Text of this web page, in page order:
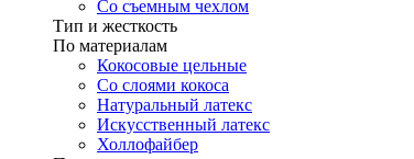
Со съемным чехлом
Тип и жесткость
По материалам
Кокосовые цельные
Со слоями кокоса
Натуральный латекс
Искусственный латекс
Холлофайбер